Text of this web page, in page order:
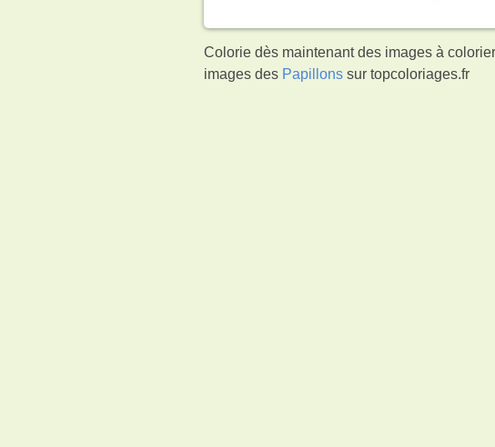
Colorie dès maintenant des images à
images des Papillons sur topcoloriages.fr